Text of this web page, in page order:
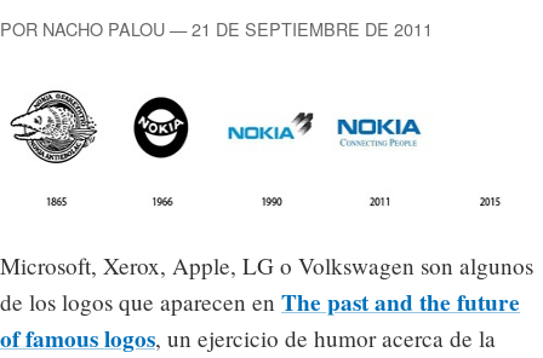
POR NACHO PALOU — 21 DE SEPTIEMBRE DE 2011
Microsoft, Xerox, Apple, LG o Volkswagen son algunos
de los logos que aparecen en The past and the future
of famous logos, un ejercicio de humor acerca de la